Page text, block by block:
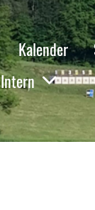
Kalender
Intern